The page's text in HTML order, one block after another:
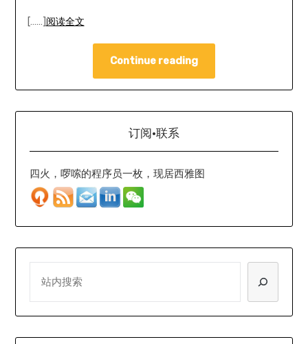
[……] 阅读全文
Continue reading
订阅·联系
四火，啰嗦的程序员一枚，现居西雅图